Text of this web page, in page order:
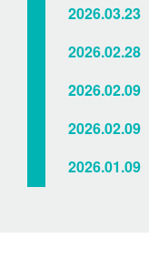
2026.03.23
2026.02.28
2026.02.09
2026.02.09
2026.01.09